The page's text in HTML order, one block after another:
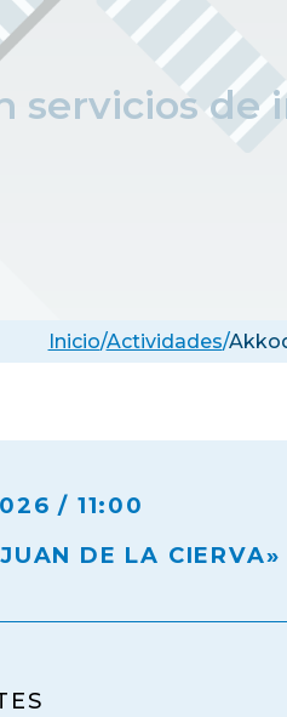
servicios de
Inicio/Actividades/
/ 11:00
DE LA CIERVA»